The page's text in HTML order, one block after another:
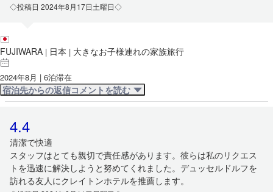
◇投稿日 2024年8月17日土曜日◇
FUJIWARA | 日本 | 大きなお子様連れの家族旅行
2024年8月 | 6泊滞在
宿泊先からの返信コメントを読む
4.4
清潔で快適
スタッフはとても親切で責任感があります。彼らは私のリクエス
トを迅速に解決しようと努めてくれました。デュッセルドルフを
訪れる友人にクレイトンホテルを推薦します。